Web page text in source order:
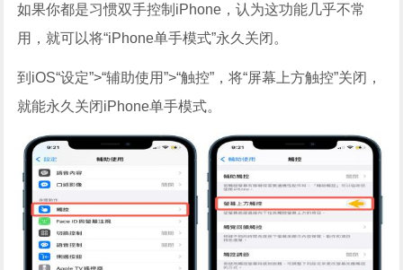
如果你都是习惯双手控制iPhone，认为这功能几乎不常
用，就可以将“iPhone单手模式”永久关闭。
到iOS“设定”>“辅助使用”>“触控”，将“屏幕上方触控”关闭，
就能永久关闭iPhone单手模式。